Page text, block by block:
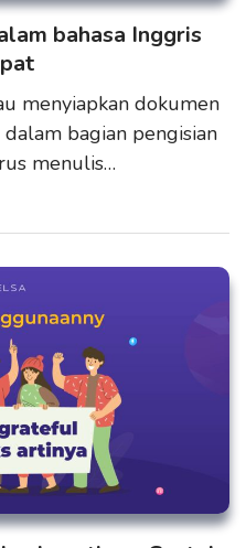
bahasa Inggris
menyiapkan dokumen
bagian pengisian
menulis…